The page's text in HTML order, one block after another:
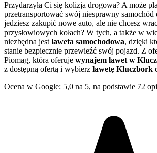
Przydarzyła Ci się kolizja drogowa? A może
przetransportować swój niesprawny samochód
jedziesz zakupić nowe auto, ale nie chcesz
przysłowiowych kołach? W tych, a także w
niezbędna jest laweta samochodowa, dzięki
stanie bezpiecznie przewieźć swój pojazd. Z
Piomag, która oferuje wynajem lawet w
z dostępną ofertą i wybierz lawetę Kluczbork
Ocena w Google: 5,0 na 5, na podstawie 72